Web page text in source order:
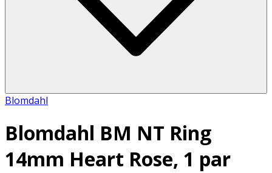
Blomdahl
Blomdahl BM NT Ring
14mm Heart Rose, 1 par